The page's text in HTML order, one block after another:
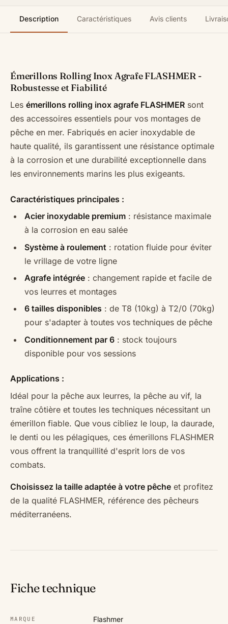
Description Caractéristiques Avis clients
Émerillons Rolling Inox Agrafe FLASHMER -
Robustesse et Fiabilité
Les émerillons rolling inox agrafe FLASHMER sont
des accessoires essentiels pour vos montages de
pêche en mer. Fabriqués en acier inoxydable de
haute qualité, ils garantissent une résistance optimale
à la corrosion et une durabilité exceptionnelle dans
les environnements marins les plus exigeants.
Caractéristiques principales :
Acier inoxydable premium : résistance maximale
à la corrosion en eau salée
Système à roulement : rotation fluide pour éviter
le vrillage de votre ligne
Agrafe intégrée : changement rapide et facile de
vos leurres et montages
6 tailles disponibles : de T8 (10kg) à T2/0 (70kg)
pour s'adapter à toutes vos techniques de pêche
Conditionnement par 6 : stock toujours
disponible pour vos sessions
Applications :
Idéal pour la pêche aux leurres, la pêche au vif, la
traîne côtière et toutes les techniques nécessitant un
émerillon fiable. Que vous cibliez le loup, la daurade,
le denti ou les pélagiques, ces émerillons FLASHMER
vous offrent la tranquillité d'esprit lors de vos
combats.
Choisissez la taille adaptée à votre pêche et profitez
de la qualité FLASHMER, référence des pêcheurs
méditerranéens.
Fiche technique
MARQUE Flashmer